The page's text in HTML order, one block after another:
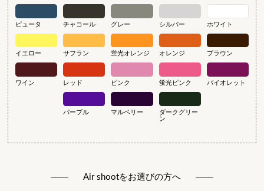
ピュータ チャコール グレー シルバー ホワイト
イエロー サフラン 蛍光オレンジ オレンジ ブラウン
ワイン レッド ピンク 蛍光ピンク バイオレット
パープル マルベリー
ダークグリー
ン
Air shootをお選びの方へ